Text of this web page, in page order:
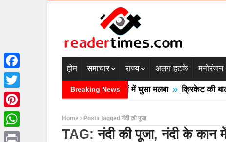
होम समाचार राज्य अलग हटके मनोरंजन
Breaking News
में बादल फटने से तीन की मौत घरों में घुसा मलबा » क्रिकेट की बाल
Home Posts tagged नंदी की पूजा
TAG:नंदी की पूजा,नंदी के कान
Facebook
Twitter
Pinterest
WhatsApp